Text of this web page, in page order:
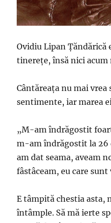
Ovidiu Lipan Țăndărică
tinerețe, însă nici acum
Cântăreața nu mai vrea
sentimente, iar marea
„M-am îndrăgostit
m-am îndrăgostit la 26
am dat seama, aveam
fâstâceam, eu care
E tâmpită chestia asta,
întâmple. Să mă ierte